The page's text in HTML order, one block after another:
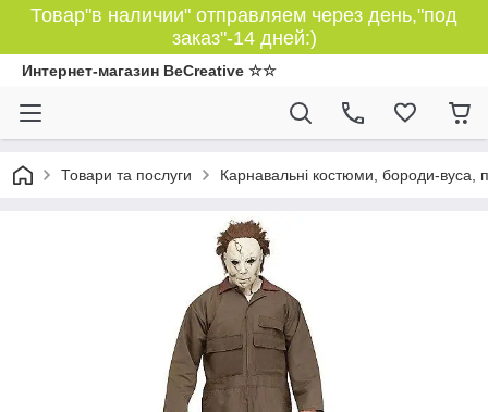
Товар"в наличии" отправляем через день,"под
заказ"-14 дней:)
Интернет-магазин BeCreative ☆☆
Товари та послуги Карнавальні костюми, бороди-вуса,